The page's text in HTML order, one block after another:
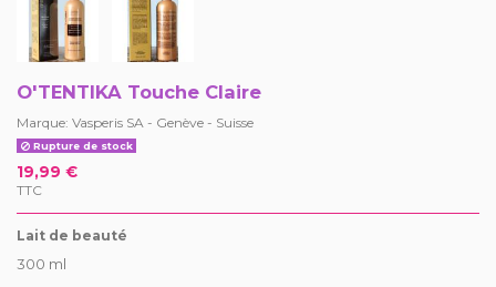
O'TENTIKA Touche Claire
Marque: Vasperis SA - Genève - Suisse
Rupture de stock
19,99 €
TTC
Lait de beauté
300 ml